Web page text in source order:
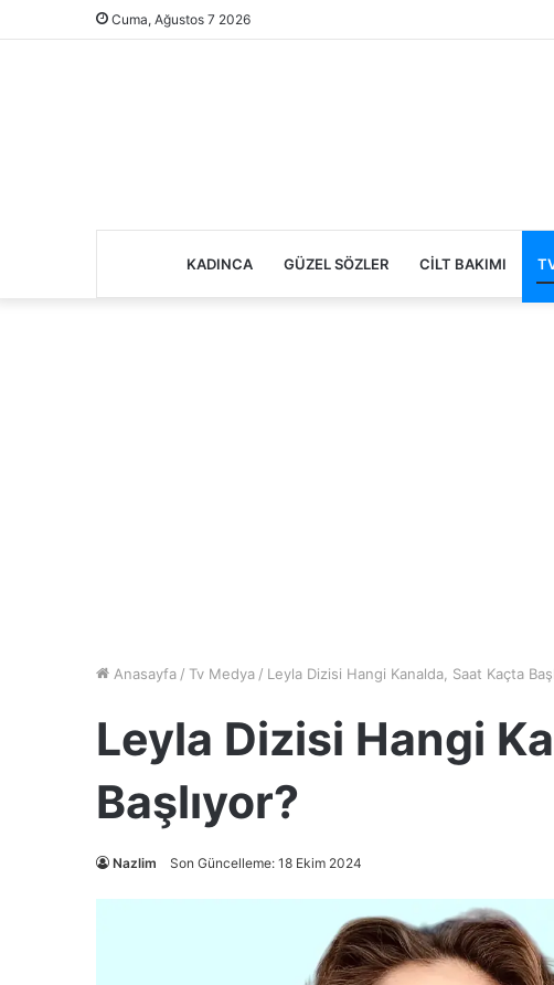
Cuma, Ağustos 7 2026
KADINCA GÜZEL SÖZLER CILT BAKIMI
Anasayfa / Tv Medya / Leyla Dizisi Hangi Kanalda, Saat Kaçta
Leyla Dizisi Hangi
Başlıyor?
Nazlim Son Güncelleme: 18 Ekim 2024